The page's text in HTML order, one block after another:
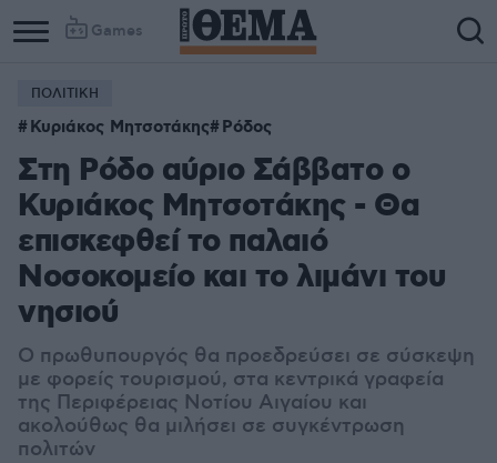
Games
ΠΟΛΙΤΙΚΗ
Κυριάκος Μητσοτάκης Ρόδος
Στη Ρόδο αύριο Σάββατο ο
Κυριάκος Μητσοτάκης - Θα
επισκεφθεί το παλαιό
Νοσοκομείο και το λιμάνι του
νησιού
Ο πρωθυπουργός θα προεδρεύσει σε σύσκεψη
με φορείς τουρισμού, στα κεντρικά γραφεία
της Περιφέρειας Νοτίου Αιγαίου και
ακολούθως θα μιλήσει σε συγκέντρωση
πολιτών